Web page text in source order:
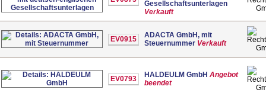
Gesellschaftsunterlagen
Verkauft
EV0915
ADACTA GmbH, mit
Steuernummer Verkauft
EV0793 HALDEULM GmbH Angebot
beendet